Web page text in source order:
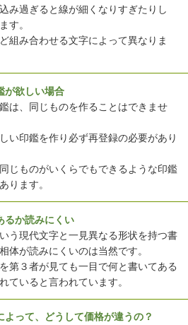
み過ぎると線が細くなりすぎたりし
す。
組み合わせる文字によって異なりま
が欲しい場合
は、同じものを作ることはできませ
い印鑑を作り必ず再登録の必要があり
じものがいくらでもできるような印鑑
ります。
るか読みにくい
う現代文字と一見異なる形状を持つ書
体が読みにくいのは当然です。
第３者が見ても一目で何と書いてある
ていると言われています。
って、どうして価格が違うの？